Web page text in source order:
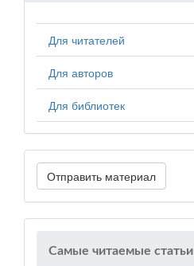
Для читателей
Для авторов
Для библиотек
Отправить материал
Самые читаемые статьи